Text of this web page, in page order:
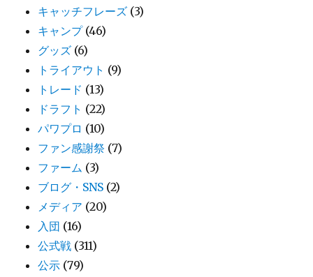
キャッチフレーズ (3)
キャンプ(46)
グッズ (6)
トライアウト (9)
トレード (13)
ドラフト (22)
パワプロ (10)
ファン感謝祭 (7)
ファーム (3)
ブログ・SNS (2)
メディア (20)
入団 (16)
公式戦 (311)
公示 (79)